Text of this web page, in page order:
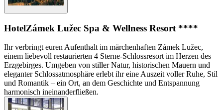
HotelZámek Lužec Spa & Wellness Resort ****
Ihr verbringt euren Aufenthalt im märchenhaften Zámek Lužec,
einem liebevoll restaurierten 4 Sterne-Schlossresort im Herzen des
Erzgebirges. Umgeben von stiller Natur, historischen Mauern und
eleganter Schlossatmosphäre erlebt ihr eine Auszeit voller Ruhe, Stil
und Romantik – ein Ort, an dem Geschichte und Entspannung
harmonisch ineinanderfließen.